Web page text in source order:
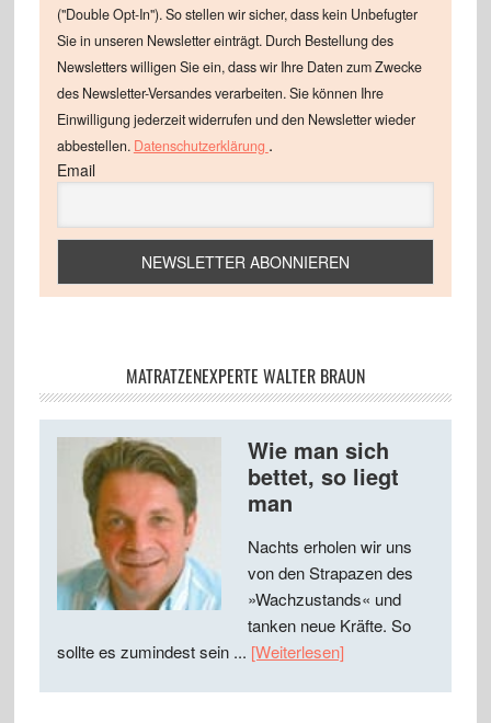
("Double Opt-In"). So stellen wir sicher, dass kein Unbefugter
Sie in unseren Newsletter einträgt. Durch Bestellung des
Newsletters willigen Sie ein, dass wir Ihre Daten zum Zwecke
des Newsletter-Versandes verarbeiten. Sie können Ihre
Einwilligung jederzeit widerrufen und den Newsletter wieder
abbestellen. Datenschutzerklärung .
Email
MATRATZENEXPERTE WALTER BRAUN
Wie man sich
bettet, so liegt
man
Nachts erholen wir uns
von den Strapazen des
»Wachzustands« und
tanken neue Kräfte. So
sollte es zumindest sein ... [Weiterlesen]